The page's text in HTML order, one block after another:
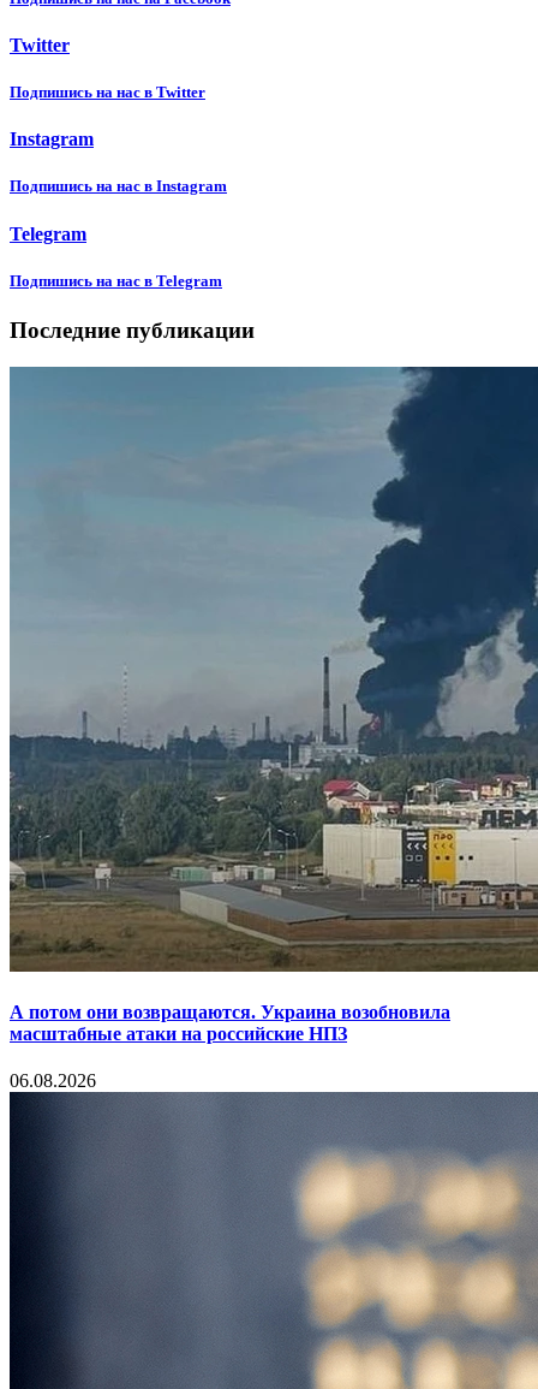
Twitter
Подпишиcь на нас в Twitter
Instagram
Подпишиcь на нас в Instagram
Telegram
Подпишиcь на нас в Telegram
Последние публикации
А потом они возвращаются. Украина возобновила
масштабные атаки на российские НПЗ
06.08.2026